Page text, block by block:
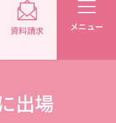
メニュー
資料請求
出場